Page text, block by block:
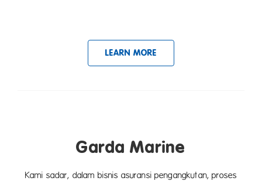
LEARN MORE
Garda Marine
Kami sadar, dalam bisnis asuransi pengangkutan, proses